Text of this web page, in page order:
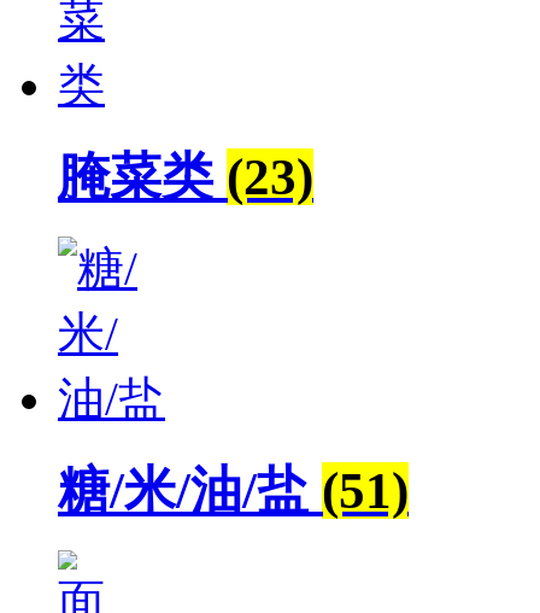
腌菜类 (23)
糖/米/油/盐 (51)